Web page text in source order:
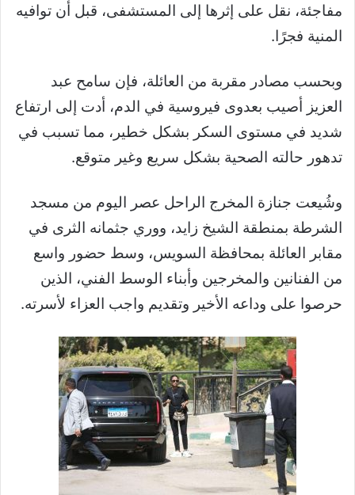
مفاجئة، نقل على إثرها إلى المستشفى، قبل أن توافيه
المنية فجرًا.
وبحسب مصادر مقربة من العائلة، فإن سامح عبد
العزيز أصيب بعدوى فيروسية في الدم، أدت إلى ارتفاع
شديد في مستوى السكر بشكل خطير، مما تسبب في
تدهور حالته الصحية بشكل سريع وغير متوقع.
وشُيعت جنازة المخرج الراحل عصر اليوم من مسجد
الشرطة بمنطقة الشيخ زايد، ووري جثمانه الثرى في
مقابر العائلة بمحافظة السويس، وسط حضور واسع
من الفنانين والمخرجين وأبناء الوسط الفني، الذين
حرصوا على وداعه الأخير وتقديم واجب العزاء لأسرته.